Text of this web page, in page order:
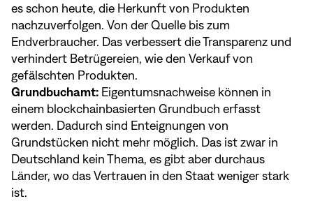
es schon heute, die Herkunft von Produkten
nachzuverfolgen. Von der Quelle bis zum
Endverbraucher. Das verbessert die Transparenz und
verhindert Betrügereien, wie den Verkauf von
gefälschten Produkten.
Grundbuchamt: Eigentumsnachweise können in
einem blockchainbasierten Grundbuch erfasst
werden. Dadurch sind Enteignungen von
Grundstücken nicht mehr möglich. Das ist zwar in
Deutschland kein Thema, es gibt aber durchaus
Länder, wo das Vertrauen in den Staat weniger stark
ist.